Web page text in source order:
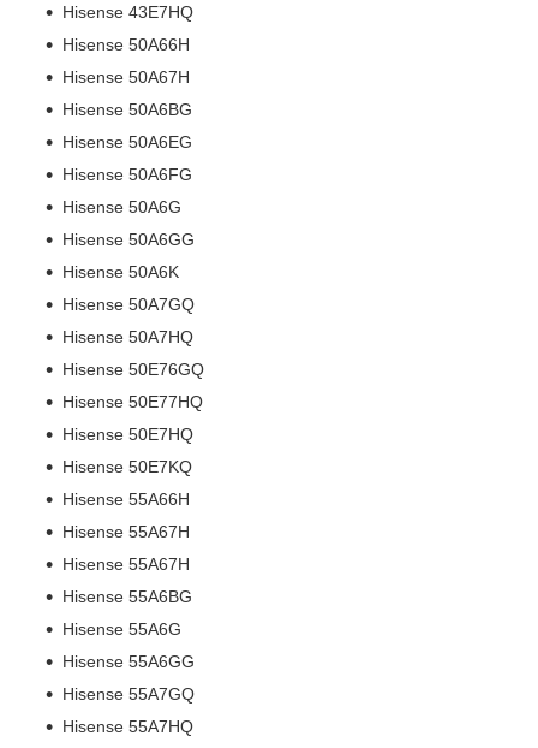
Hisense 43E7HQ
Hisense 50A66H
Hisense 50A67H
Hisense 50A6BG
Hisense 50A6EG
Hisense 50A6FG
Hisense 50A6G
Hisense 50A6GG
Hisense 50A6K
Hisense 50A7GQ
Hisense 50A7HQ
Hisense 50E76GQ
Hisense 50E77HQ
Hisense 50E7HQ
Hisense 50E7KQ
Hisense 55A66H
Hisense 55A67H
Hisense 55A67H
Hisense 55A6BG
Hisense 55A6G
Hisense 55A6GG
Hisense 55A7GQ
Hisense 55A7HQ